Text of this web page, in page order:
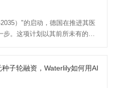
）"的启动，德国在推进其医
。这项计划以其前所未有的规
子轮融资，Waterlily如何用AI